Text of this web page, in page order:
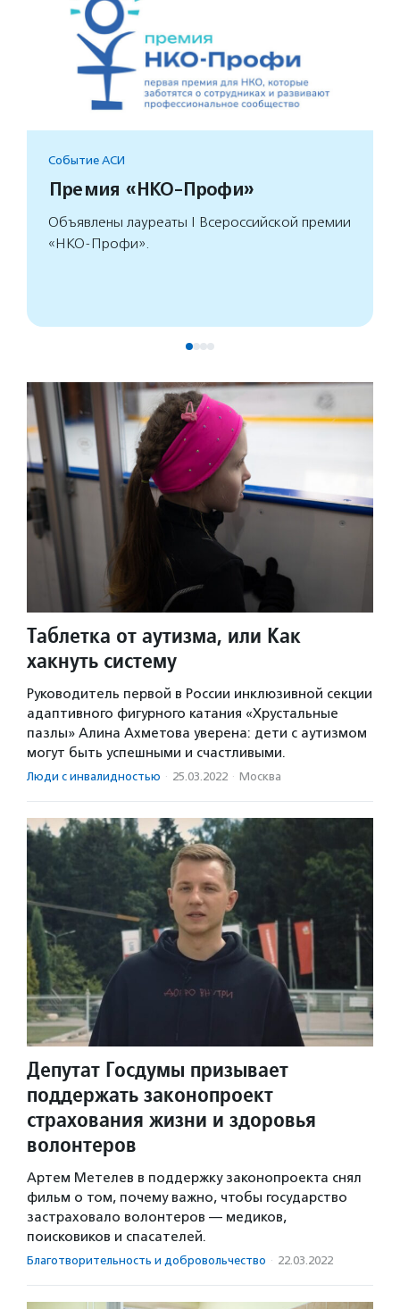
Событие АСИ
Премия «НКО-Профи»
Объявлены лауреаты I Всероссийской премии
«НКО-Профи».
Таблетка от аутизма, или Как
хакнуть систему
Руководитель первой в России инклюзивной секции
адаптивного фигурного катания «Хрустальные
пазлы» Алина Ахметова уверена: дети с аутизмом
могут быть успешными и счастливыми.
Люди с инвалидностью · 25.03.2022 · Москва
Депутат Госдумы призывает
поддержать законопроект
страхования жизни и здоровья
волонтеров
Артем Метелев в поддержку законопроекта снял
фильм о том, почему важно, чтобы государство
застраховало волонтеров — медиков,
поисковиков и спасателей.
Благотвори­тель­ность и доброволь­чест­во · 22.03.2022